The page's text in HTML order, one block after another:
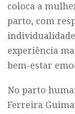
coloca a
parto, com
experiência
bem-estar
No parto
Ferreira